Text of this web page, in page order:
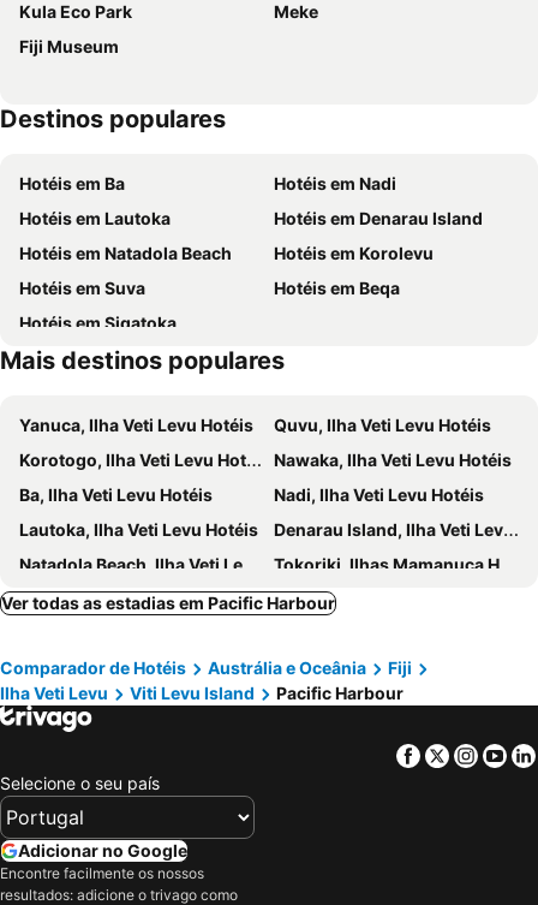
Kula Eco Park
Meke
Fiji Museum
Destinos populares
Hotéis em Ba
Hotéis em Nadi
Hotéis em Lautoka
Hotéis em Denarau Island
Hotéis em Natadola Beach
Hotéis em Korolevu
Hotéis em Suva
Hotéis em Beqa
Hotéis em Sigatoka
Mais destinos populares
Yanuca, Ilha Veti Levu Hotéis
Quvu, Ilha Veti Levu Hotéis
Korotogo, Ilha Veti Levu Hotéis
Nawaka, Ilha Veti Levu Hotéis
Ba, Ilha Veti Levu Hotéis
Nadi, Ilha Veti Levu Hotéis
Lautoka, Ilha Veti Levu Hotéis
Denarau Island, Ilha Veti Levu Hotéis
Natadola Beach, Ilha Veti Levu Hotéis
Tokoriki, Ilhas Mamanuca Hotéis
Korolevu, Ilha Veti Levu Hotéis
Malolo Lailai, Ilhas Mamanuca Hotéis
Ver todas as estadias em Pacific Harbour
Comparador de Hotéis Austrália e Oceânia
Fiji
Ilha Veti Levu
Viti Levu Island Pacific Harbour
Facebook
Twitter
Selecione o seu país
Adicionar no Google
Encontre facilmente os nossos
resultados: adicione o trivago como